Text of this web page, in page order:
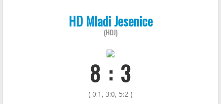
HD Mladi Jesenice
(HDJ)
8 : 3
( 0:1, 3:0, 5:2 )